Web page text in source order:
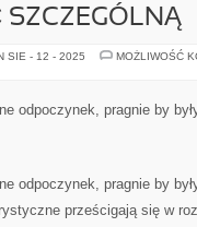
SZCZEGÓLNĄ
SIE - 12 - 2025
MOŻLIWOŚĆ
odpoczynek, pragnie by
odpoczynek, pragnie by
prześcigają się w